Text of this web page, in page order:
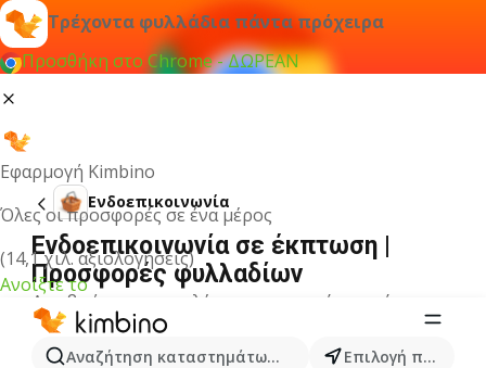
Τρέχοντα φυλλάδια πάντα πρόχειρα
Προσθήκη στο Chrome - ΔΩΡΕΑΝ
Εφαρμογή Kimbino
Όλες οι προσφορές σε ένα μέρος
(14,1 χιλ. αξιολογήσεις)
Ανοίξτε το
Αναζήτηση καταστημάτων, κατηγοριών, προϊόντων...
Επιλογή πόλης
Ενδοεπικοινωνία
Ενδοεπικοινωνία σε έκπτωση |
Προσφορές φυλλαδίων
Δεν βρήκαμε αποτελέσματα για αυτόν τον όρο.
Άλλα φυλλάδια από την κατηγορία